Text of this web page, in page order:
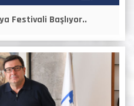
Festivali Başlıyor..